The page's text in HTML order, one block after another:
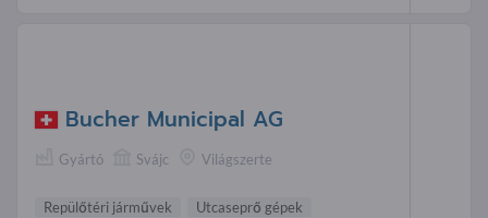
Bucher Municipal AG
Gyártó Svájc Világszerte
Repülőtéri járművek
Utcaseprő gépek